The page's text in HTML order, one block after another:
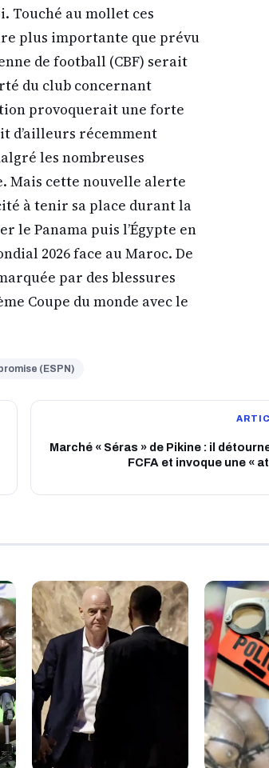
Touché au mollet ces
plus importante que prévu
de football (CBF) serait
du club concernant
provoquerait une forte
d’ailleurs récemment
les nombreuses
Mais cette nouvelle alerte
à tenir sa place durant la
le Panama puis l’Égypte en
2026 face au Maroc. De
par des blessures
Coupe du monde avec le
(ESPN)
Marché « Séras » de Pikine : il
FCFA et invoque une «